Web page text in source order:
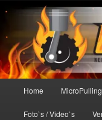
primaire
inhoud
Organisatie
De meest krachtige
Home MicroPulling
Foto`s / Video`s